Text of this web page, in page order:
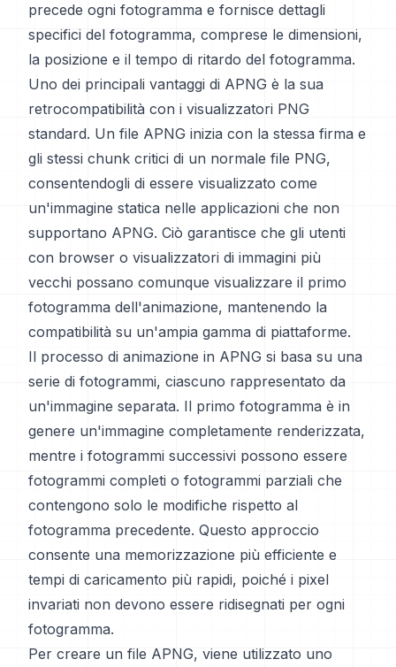
precede ogni fotogramma e fornisce dettagli
specifici del fotogramma, comprese le dimensioni,
la posizione e il tempo di ritardo del fotogramma.
Uno dei principali vantaggi di APNG è la sua
retrocompatibilità con i visualizzatori PNG
standard. Un file APNG inizia con la stessa firma e
gli stessi chunk critici di un normale file PNG,
consentendogli di essere visualizzato come
un'immagine statica nelle applicazioni che non
supportano APNG. Ciò garantisce che gli utenti
con browser o visualizzatori di immagini più
vecchi possano comunque visualizzare il primo
fotogramma dell'animazione, mantenendo la
compatibilità su un'ampia gamma di piattaforme.
Il processo di animazione in APNG si basa su una
serie di fotogrammi, ciascuno rappresentato da
un'immagine separata. Il primo fotogramma è in
genere un'immagine completamente renderizzata,
mentre i fotogrammi successivi possono essere
fotogrammi completi o fotogrammi parziali che
contengono solo le modifiche rispetto al
fotogramma precedente. Questo approccio
consente una memorizzazione più efficiente e
tempi di caricamento più rapidi, poiché i pixel
invariati non devono essere ridisegnati per ogni
fotogramma.
Per creare un file APNG, viene utilizzato uno